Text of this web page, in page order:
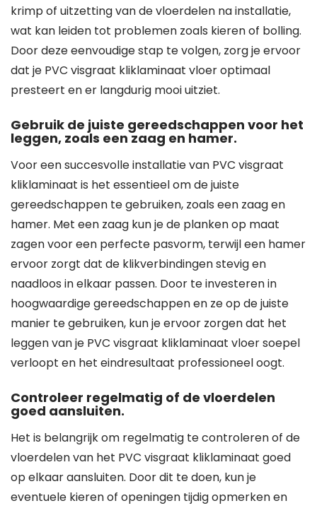
krimp of uitzetting van de vloerdelen na installatie,
wat kan leiden tot problemen zoals kieren of bolling.
Door deze eenvoudige stap te volgen, zorg je ervoor
dat je PVC visgraat kliklaminaat vloer optimaal
presteert en er langdurig mooi uitziet.
Gebruik de juiste gereedschappen voor het
leggen, zoals een zaag en hamer.
Voor een succesvolle installatie van PVC visgraat
kliklaminaat is het essentieel om de juiste
gereedschappen te gebruiken, zoals een zaag en
hamer. Met een zaag kun je de planken op maat
zagen voor een perfecte pasvorm, terwijl een hamer
ervoor zorgt dat de klikverbindingen stevig en
naadloos in elkaar passen. Door te investeren in
hoogwaardige gereedschappen en ze op de juiste
manier te gebruiken, kun je ervoor zorgen dat het
leggen van je PVC visgraat kliklaminaat vloer soepel
verloopt en het eindresultaat professioneel oogt.
Controleer regelmatig of de vloerdelen
goed aansluiten.
Het is belangrijk om regelmatig te controleren of de
vloerdelen van het PVC visgraat kliklaminaat goed
op elkaar aansluiten. Door dit te doen, kun je
eventuele kieren of openingen tijdig opmerken en